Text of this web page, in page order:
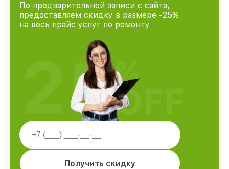
По предварительной записи с сайта,
предоставляем скидку в размере -25%
на весь прайс услуг по ремонту
Получить скидку
25%
OFF